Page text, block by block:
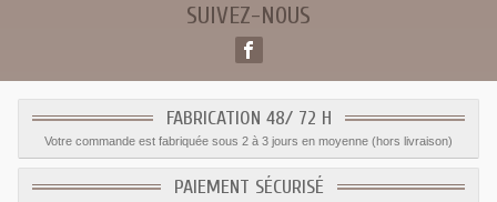
SUIVEZ-NOUS
FABRICATION 48/ 72 H
Votre commande est fabriquée sous 2 à 3 jours en moyenne (hors livraison)
PAIEMENT SÉCURISÉ